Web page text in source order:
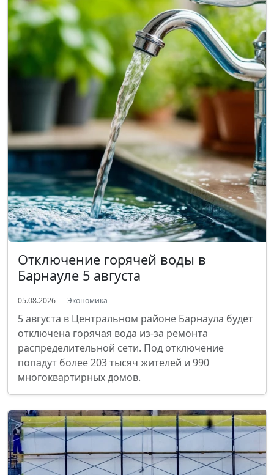
Отключение горячей воды в
Барнауле 5 августа
05.08.2026 Экономика
5 августа в Центральном районе Барнаула будет
отключена горячая вода из-за ремонта
распределительной сети. Под отключение
попадут более 203 тысяч жителей и 990
многоквартирных домов.